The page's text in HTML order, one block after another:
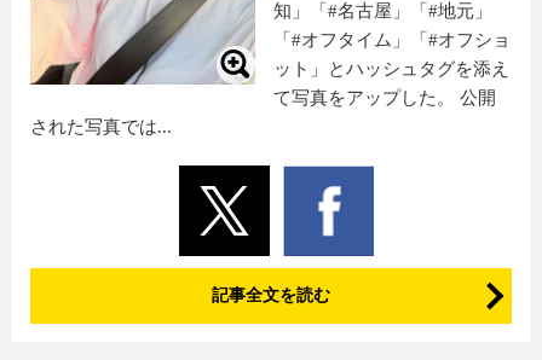
知」「#名古屋」「#地元」
「#オフタイム」「#オフショ
ット」とハッシュタグを添え
て写真をアップした。 公開
された写真では...
記事全文を読む